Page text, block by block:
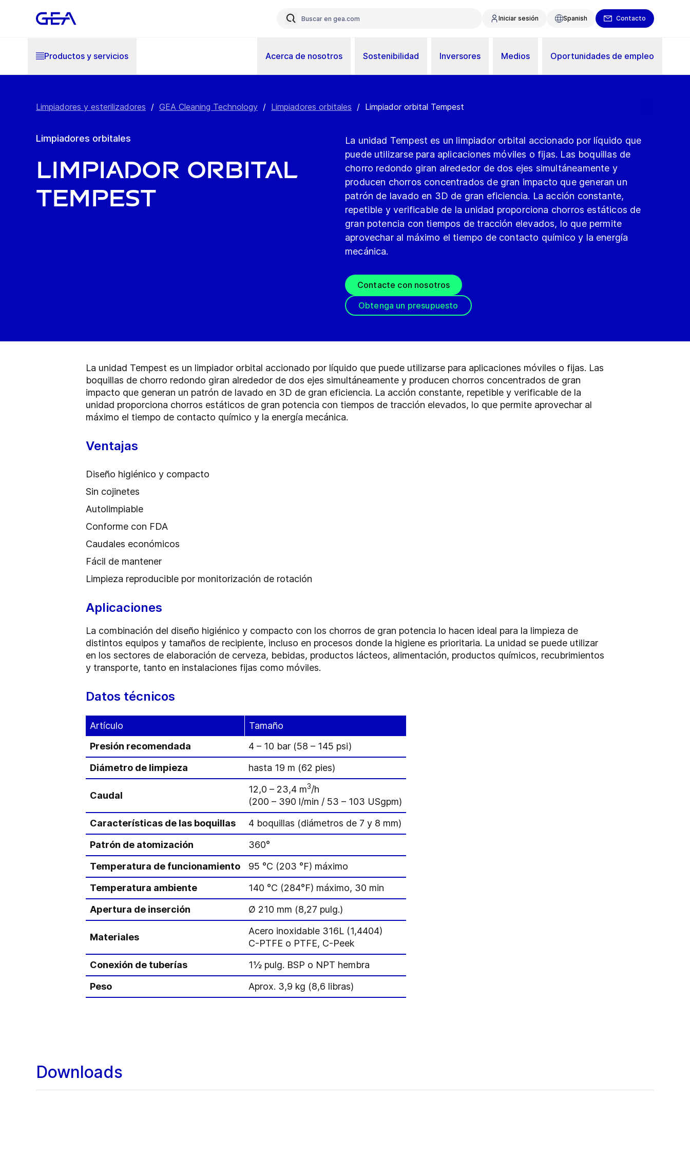
Iniciar sesión Spanish Contacto
Productos y servicios Acerca de nosotros Sostenibilidad Inversores Medios Oportunidades de empleo
Limpiadores y esterilizadores / GEA Cleaning Technology / Limpiadores orbitales / Limpiador orbital Tempest
Limpiadores orbitales
Limpiador orbital
Tempest
La unidad Tempest es un limpiador orbital accionado por líquido que
puede utilizarse para aplicaciones móviles o fijas. Las boquillas de
chorro redondo giran alrededor de dos ejes simultáneamente y
producen chorros concentrados de gran impacto que generan un
patrón de lavado en 3D de gran eficiencia. La acción constante,
repetible y verificable de la unidad proporciona chorros estáticos de
gran potencia con tiempos de tracción elevados, lo que permite
aprovechar al máximo el tiempo de contacto químico y la energía
mecánica.
Contacte con nosotros
Obtenga un presupuesto
La unidad Tempest es un limpiador orbital accionado por líquido que puede utilizarse para aplicaciones móviles o fijas. Las
boquillas de chorro redondo giran alrededor de dos ejes simultáneamente y producen chorros concentrados de gran
impacto que generan un patrón de lavado en 3D de gran eficiencia. La acción constante, repetible y verificable de la
unidad proporciona chorros estáticos de gran potencia con tiempos de tracción elevados, lo que permite aprovechar al
máximo el tiempo de contacto químico y la energía mecánica.
Ventajas
Diseño higiénico y compacto
Sin cojinetes
Autolimpiable
Conforme con FDA
Caudales económicos
Fácil de mantener
Limpieza reproducible por monitorización de rotación
Aplicaciones
La combinación del diseño higiénico y compacto con los chorros de gran potencia lo hacen ideal para la limpieza de
distintos equipos y tamaños de recipiente, incluso en procesos donde la higiene es prioritaria. La unidad se puede utilizar
en los sectores de elaboración de cerveza, bebidas, productos lácteos, alimentación, productos químicos, recubrimientos
y transporte, tanto en instalaciones fijas como móviles.
Datos técnicos
Artículo
Tamaño
Presión recomendada
4 – 10 bar (58 – 145 psi)
Diámetro de limpieza
hasta 19 m (62 pies)
Caudal
12,0 – 23,4 m3/h
(200 – 390 l/min / 53 – 103 USgpm)
Características de las boquillas
4 boquillas (diámetros de 7 y 8 mm)
Patrón de atomización
360°
Temperatura de funcionamiento
95 °C (203 °F) máximo
Temperatura ambiente
140 °C (284°F) máximo, 30 min
Apertura de inserción
Ø 210 mm (8,27 pulg.)
Materiales
Acero inoxidable 316L (1,4404)
C-PTFE o PTFE, C-Peek
Conexión de tuberías
1½ pulg. BSP o NPT hembra
Peso
Aprox. 3,9 kg (8,6 libras)
Downloads